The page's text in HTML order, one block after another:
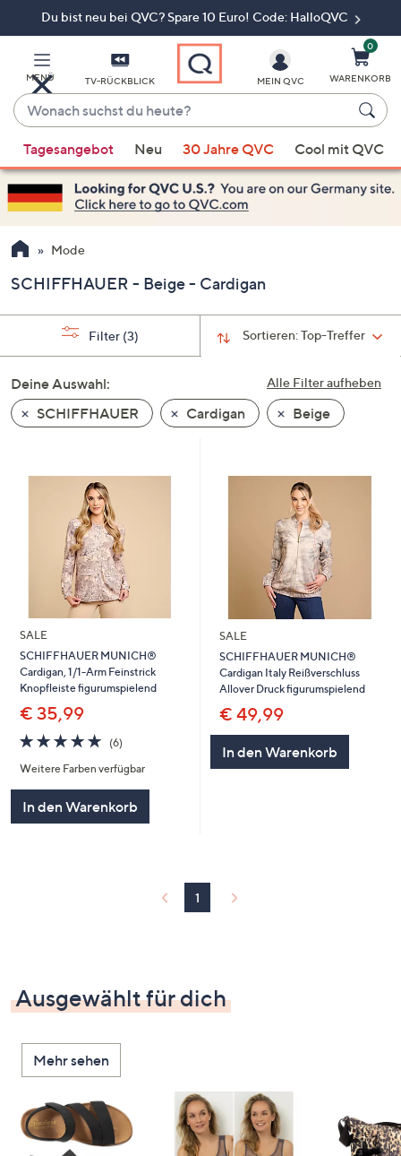
Du bist neu bei QVC? Spare 10 Euro! Code: HalloQVC
MENÜ TV-RÜCKBLICK
Wonach
suchst
du
heute?
Vorschläge
verfügbar
sind,
verwenden
Sie
Pfeiltasten
nach
und
nach
unten
oder
um
diese
anzuzeigen.
MEIN QVC
0
WARENKORB
Tagesangebot Neu 30 Jahre QVC Cool mit QVC
Mode
SCHIFFHAUER - Beige - Cardigan
Sortieren:Top-Treffer
Filter (3)
Alle Filter aufheben
Deine Auswahl:
SCHIFFHAUER
Cardigan Beige
SALE
SCHIFFHAUER MUNICH®
Cardigan, 1/1-Arm Feinstrick
Knopfleiste figurumspielend
€ 35,99
4.7
von
5
(6)6
Weitere Farben verfügbar
In den Warenkorb
SALE
SCHIFFHAUER MUNICH®
Cardigan Italy Reißverschluss
Allover Druck figurumspielend
€ 49,99
In den Warenkorb
1
Ausgewählt für dich
Mehr sehen